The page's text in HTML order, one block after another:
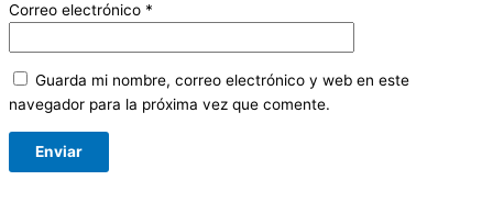
Correo electrónico *
Guarda mi nombre, correo electrónico y web en este
navegador para la próxima vez que comente.